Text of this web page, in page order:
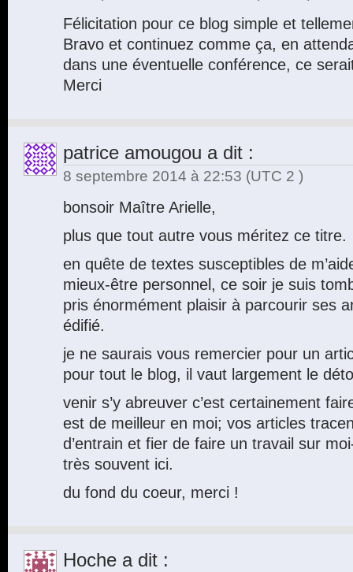
Félicitation pour ce blog simple et
Bravo et continuez comme ça, en
dans une éventuelle conférence, ce
Merci
patrice amougou a dit :
8 septembre 2014 à 22:53 (UTC 2 )
bonsoir Maître Arielle,
plus que tout autre vous méritez ce titre.
en quête de textes susceptibles de
mieux-être personnel, ce soir je suis
pris énormément plaisir à parcourir ses
édifié.
je ne saurais vous remercier pour un
pour tout le blog, il vaut largement le
venir s’y abreuver c’est certainement
est de meilleur en moi; vos articles
d’entrain et fier de faire un travail sur
très souvent ici.
du fond du coeur, merci !
Hoche a dit :